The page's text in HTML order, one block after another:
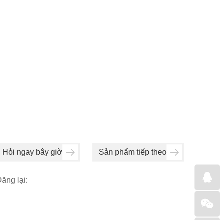
Hỏi ngay bây giờ Sản phẩm tiếp theo
lại: